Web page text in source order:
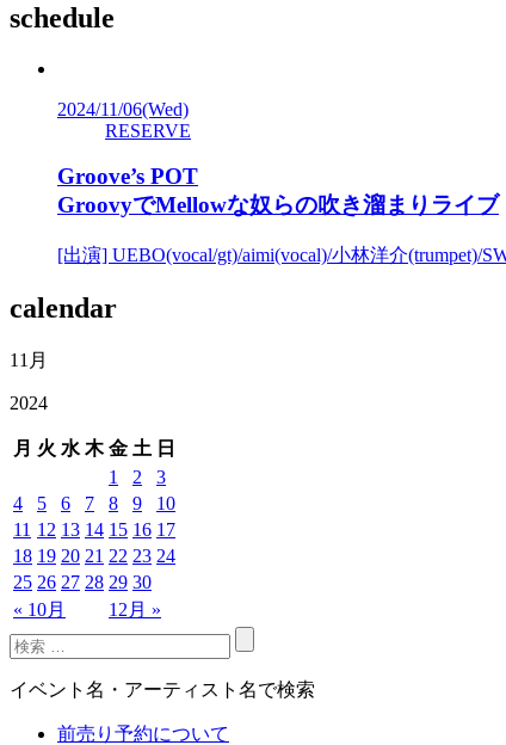
schedule
2024/11/06(Wed)
RESERVE
Groove’s POT
GroovyでMellowな奴らの吹き溜まりライブ
[出演] UEBO(vocal/gt)/aimi(vocal)/小林洋介(trumpet)/
calendar
11月
2024
月 火 水 木 金 土 日
« 10月 12月 »
1 2
3
4
5 6 7 8 9
10
11 12 13 14 15 16 17
18 19 20 21 22 23 24
25 26 27 28 29 30
イベント名・アーティスト名で検索
前売り予約について